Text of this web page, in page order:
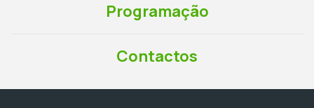
Programação
Contactos